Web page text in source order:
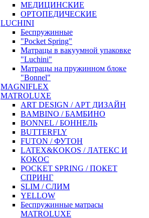
МЕДИЦИНСКИЕ
ОРТОПЕДИЧЕСКИЕ
LUCHINI
Беспружинные
"Pocket Spring"
Матрацы в вакуумной упаковке
"Luchini"
Матрацы на пружинном блоке
"Bonnel"
MAGNIFLEX
MATROLUXE
ART DESIGN / АРТ ДИЗАЙН
BAMBINO / БАМБИНО
BONNEL / БОННЕЛЬ
BUTTERFLY
FUTON / ФУТОН
LATEX&KOKOS / ЛАТЕКС И
КОКОС
POCKET SPRING / ПОКЕТ
СПРИНГ
SLIM / СЛИМ
YELLOW
Беспружинные матрасы
MATROLUXE